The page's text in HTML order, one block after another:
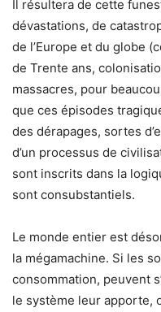
Il résultera de cette
dévastations, de
de l’Europe et du globe
de Trente ans,
massacres, pour
que ces épisodes
des dérapages, sortes
d’un processus de
sont inscrits dans la
sont consubstantiels.
Le monde entier est
la mégamachine. Si les
consommation, peuvent
le système leur apporte,